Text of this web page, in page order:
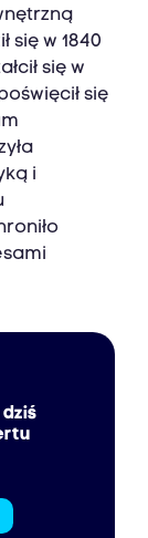
się w 1840
się w
się
i